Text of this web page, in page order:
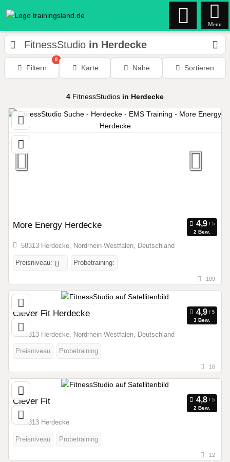
Menu
FitnessStudio in Herdecke
Filtern
0
Karte Nähe Sortieren
4 FitnessStudios in Herdecke
More Energy Herdecke
2 Bew.
58313 Herdecke, Nordrhein-Westfalen, Deutschland
Preisniveau: Probetraining:
109
Clever Fit Herdecke
3 Bew.
58313 Herdecke, Nordrhein-Westfalen, Deutschland
Preisniveau Probetraining
16
Clever Fit
2 Bew.
58313 Herdecke
Preisniveau Probetraining
12